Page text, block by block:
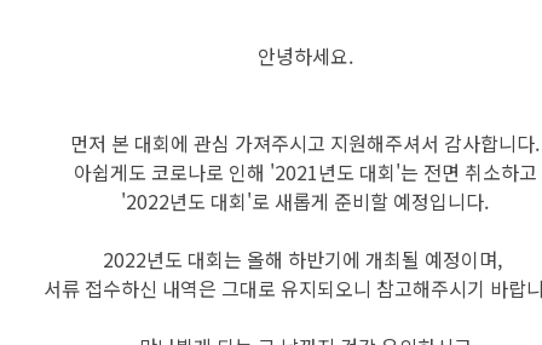
안녕하세요.
먼저 본 대회에 관심 가져주시고 지원해주셔서 감사합니다.
아쉽게도 코로나로 인해 '2021년도 대회'는 전면 취소하고
'2022년도 대회'로 새롭게 준비할 예정입니다.
2022년도 대회는 올해 하반기에 개최될 예정이며,
서류 접수하신 내역은 그대로 유지되오니 참고해주시기 바랍